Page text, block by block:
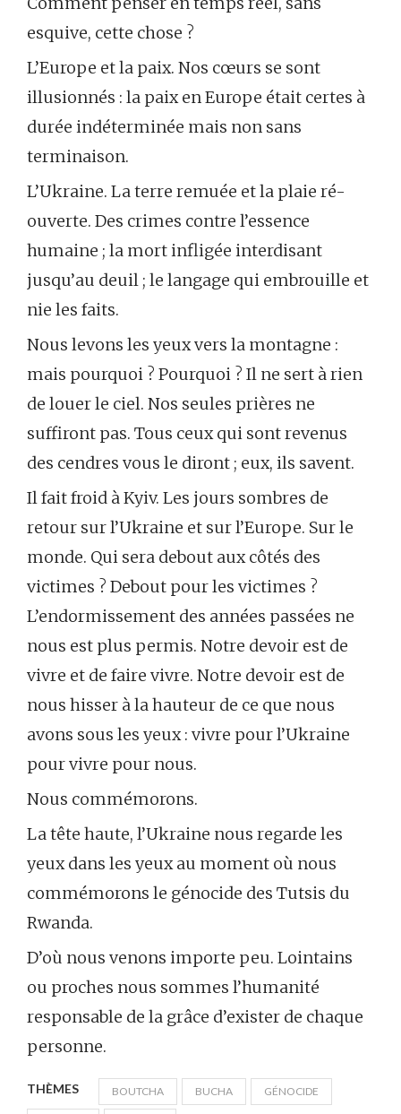
esquive, cette chose ?
L’Europe et la paix. Nos cœurs se sont
illusionnés : la paix en Europe était certes à
durée indéterminée mais non sans
terminaison.
L’Ukraine. La terre remuée et la plaie ré-
ouverte. Des crimes contre l’essence
humaine ; la mort infligée interdisant
jusqu’au deuil ; le langage qui embrouille et
nie les faits.
Nous levons les yeux vers la montagne :
mais pourquoi ? Pourquoi ? Il ne sert à rien
de louer le ciel. Nos seules prières ne
suffiront pas. Tous ceux qui sont revenus
des cendres vous le diront ; eux, ils savent.
Il fait froid à Kyiv. Les jours sombres de
retour sur l’Ukraine et sur l’Europe. Sur le
monde. Qui sera debout aux côtés des
victimes ? Debout pour les victimes ?
L’endormissement des années passées ne
nous est plus permis. Notre devoir est de
vivre et de faire vivre. Notre devoir est de
nous hisser à la hauteur de ce que nous
avons sous les yeux : vivre pour l’Ukraine
pour vivre pour nous.
Nous commémorons.
La tête haute, l’Ukraine nous regarde les
yeux dans les yeux au moment où nous
commémorons le génocide des Tutsis du
Rwanda.
D’où nous venons importe peu. Lointains
ou proches nous sommes l’humanité
responsable de la grâce d’exister de chaque
personne.
THÈMES BOUTCHA BUCHA GÉNOCIDE